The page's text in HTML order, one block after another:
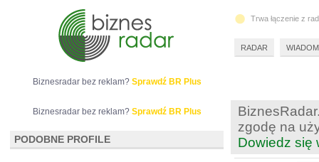
zgodę na
Dowiedz się
Biznesradar bez reklam? Sprawdź BR Plus
Biznesradar bez reklam? Sprawdź BR Plus
PODOBNE PROFILE
Trwa łączenie z
RADAR